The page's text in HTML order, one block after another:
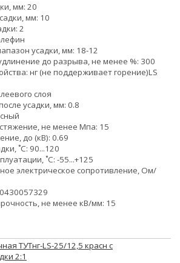
мм: 20
мм: 10
2
усадки, мм: 18-12
до разрыва, не менее %: 300
нг (не поддерживает горение)LS
слоя
усадки, мм: 0.8
не менее Мпа: 15
до (кВ): 0.69
˚С: 90...120
˚С: -55...+125
электрическое сопротивление, Ом/
не менее кВ/мм: 15
ТУТнг-LS-25/12,5 красн с
2:1